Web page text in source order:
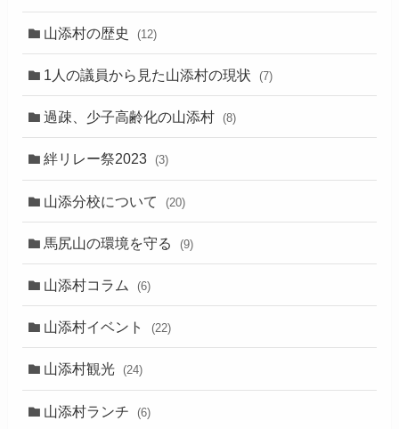
山添村の歴史 (12)
1人の議員から見た山添村の現状 (7)
過疎、少子高齢化の山添村 (8)
絆リレー祭2023 (3)
山添分校について (20)
馬尻山の環境を守る (9)
山添村コラム (6)
山添村イベント (22)
山添村観光 (24)
山添村ランチ (6)